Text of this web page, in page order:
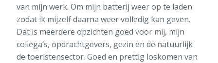
van mijn werk. Om mijn batterij weer op te laden
zodat ik mijzelf daarna weer volledig kan geven.
Dat is meerdere opzichten goed voor mij, mijn
collega’s, opdrachtgevers, gezin en de natuurlijk
de toeristensector. Goed en prettig loskomen van